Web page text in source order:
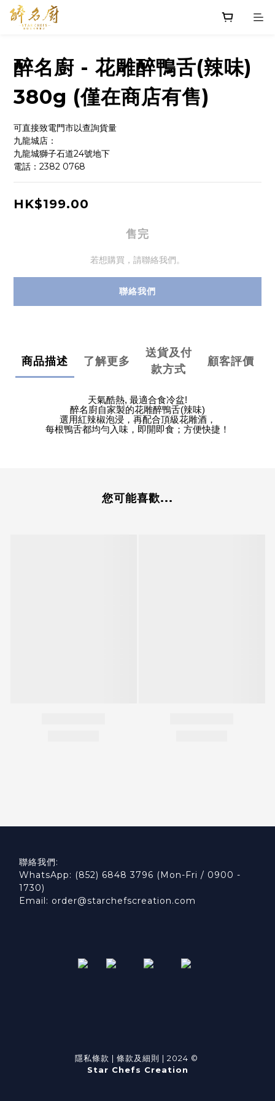
醉名廚 - 花雕醉鴨舌(辣味)
380g (僅在商店有售)
可直接致電門市以查詢貨量
九龍城店：
九龍城獅子石道24號地下
電話：2382 0768
HK$199.00
售完
若想購買，請聯絡我們。
聯絡我們
商品描述 了解更多
送貨及付
款方式
顧客評價
天氣酷熱, 最適合食冷盆!
醉名廚自家製的花雕醉鴨舌(辣味)
選用紅辣椒泡浸，再配合頂級花雕酒，
每根鴨舌都均勻入味，即開即食；方便快捷！
您可能喜歡...
聯絡我們:
WhatsApp: (852) 6848 3796 (Mon-Fri / 0900 -
1730)
Email: order@starchefscreation.com
隱私條款 | 條款及細則 | 2024 ©
Star Chefs Creation